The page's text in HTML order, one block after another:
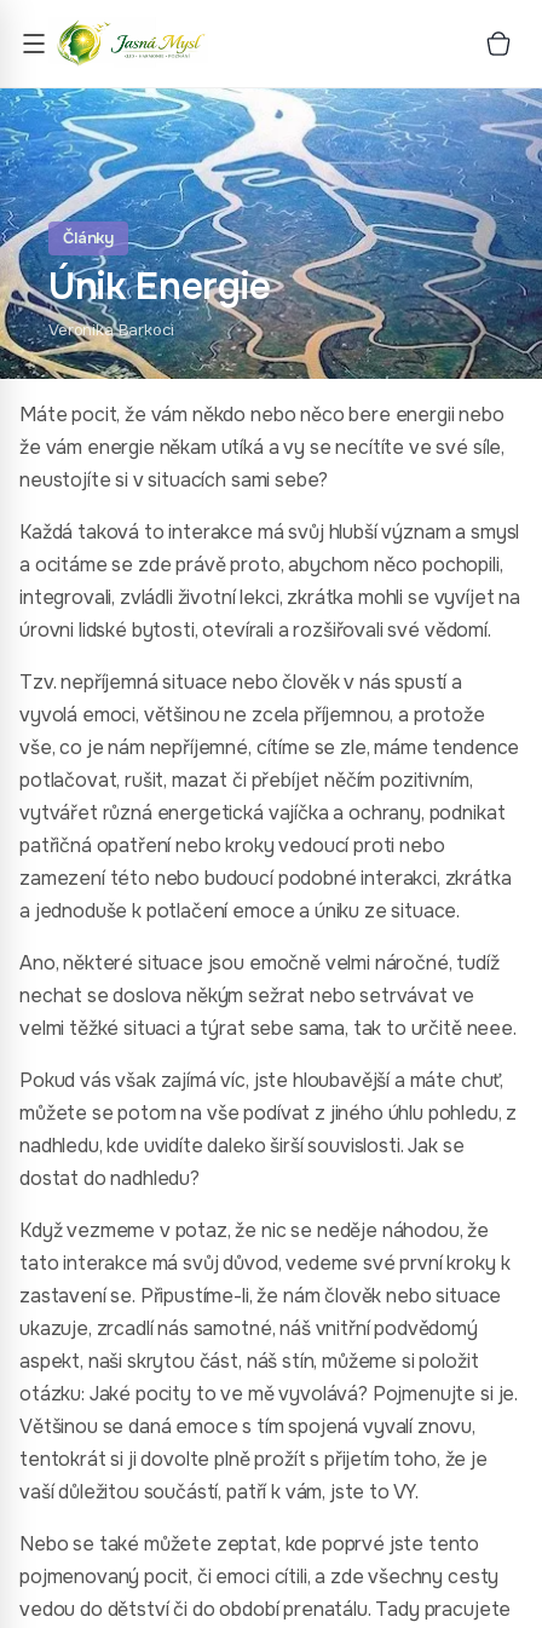
Články
Únik Energie
Veronika Barkoci
Máte pocit, že vám někdo nebo něco bere energii nebo
že vám energie někam utíká a vy se necítíte ve své síle,
neustojíte si v situacích sami sebe?
Každá taková to interakce má svůj hlubší význam a smysl
a ocitáme se zde právě proto, abychom něco pochopili,
integrovali, zvládli životní lekci, zkrátka mohli se vyvíjet na
úrovni lidské bytosti, otevírali a rozšiřovali své vědomí.
Tzv. nepříjemná situace nebo člověk v nás spustí a
vyvolá emoci, většinou ne zcela příjemnou, a protože
vše, co je nám nepříjemné, cítíme se zle, máme tendence
potlačovat, rušit, mazat či přebíjet něčím pozitivním,
vytvářet různá energetická vajíčka a ochrany, podnikat
patřičná opatření nebo kroky vedoucí proti nebo
zamezení této nebo budoucí podobné interakci, zkrátka
a jednoduše k potlačení emoce a úniku ze situace.
Ano, některé situace jsou emočně velmi náročné, tudíž
nechat se doslova někým sežrat nebo setrvávat ve
velmi těžké situaci a týrat sebe sama, tak to určitě neee.
Pokud vás však zajímá víc, jste hloubavější a máte chuť,
můžete se potom na vše podívat z jiného úhlu pohledu, z
nadhledu, kde uvidíte daleko širší souvislosti. Jak se
dostat do nadhledu?
Když vezmeme v potaz, že nic se neděje náhodou, že
tato interakce má svůj důvod, vedeme své první kroky k
zastavení se. Připustíme-li, že nám člověk nebo situace
ukazuje, zrcadlí nás samotné, náš vnitřní podvědomý
aspekt, naši skrytou část, náš stín, můžeme si položit
otázku: Jaké pocity to ve mě vyvolává? Pojmenujte si je.
Většinou se daná emoce s tím spojená vyvalí znovu,
tentokrát si ji dovolte plně prožít s přijetím toho, že je
vaší důležitou součástí, patří k vám, jste to VY.
Nebo se také můžete zeptat, kde poprvé jste tento
pojmenovaný pocit, či emoci cítili, a zde všechny cesty
vedou do dětství či do období prenatálu. Tady pracujete